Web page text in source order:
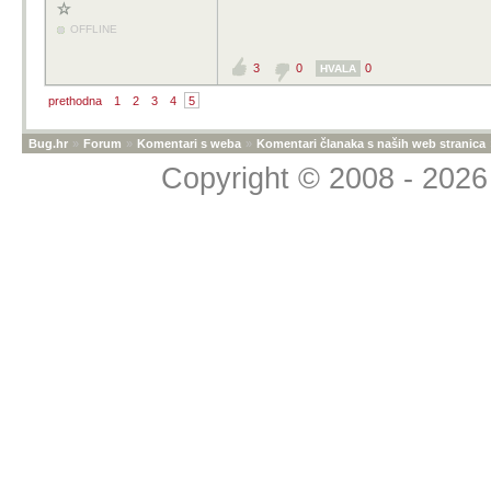
OFFLINE
3 0 HVALA 0
prethodna 1 2 3 4 5
Bug.hr » Forum » Komentari s weba » Komentari članaka s naših web stranica
Copyright © 2008 -